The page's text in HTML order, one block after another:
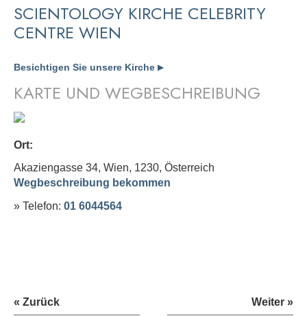
SCIENTOLOGY KIRCHE CELEBRITY
CENTRE WIEN
Besichtigen Sie unsere Kirche ▶
KARTE UND WEGBESCHREIBUNG
Ort:
Akaziengasse 34, Wien, 1230, Österreich
Wegbeschreibung bekommen
» Telefon: 01 6044564
« Zurück Weiter »